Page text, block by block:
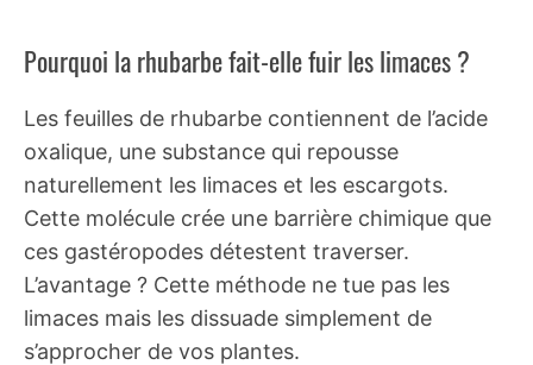
Pourquoi la rhubarbe fait-elle fuir les limaces ?
Les feuilles de rhubarbe contiennent de l’acide
oxalique, une substance qui repousse
naturellement les limaces et les escargots.
Cette molécule crée une barrière chimique que
ces gastéropodes détestent traverser.
L’avantage ? Cette méthode ne tue pas les
limaces mais les dissuade simplement de
s’approcher de vos plantes.